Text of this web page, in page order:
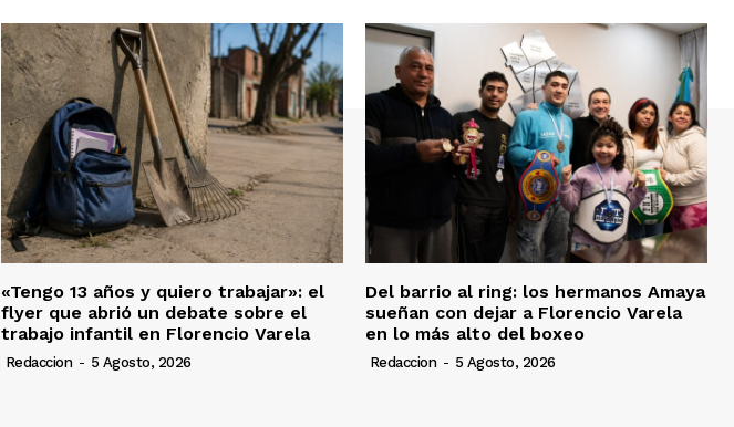
«Tengo 13 años y quiero trabajar»: el
flyer que abrió un debate sobre el
trabajo infantil en Florencio Varela
Redaccion - 5 Agosto, 2026
Del barrio al ring: los hermanos Amaya
sueñan con dejar a Florencio Varela
en lo más alto del boxeo
Redaccion - 5 Agosto, 2026